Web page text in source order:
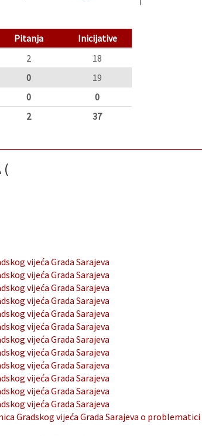
Pitanja Inicijative
2 37
2
18
0
19
0 0
(
vijeća Grada Sarajeva
vijeća Grada Sarajeva
vijeća Grada Sarajeva
vijeća Grada Sarajeva
vijeća Grada Sarajeva
vijeća Grada Sarajeva
vijeća Grada Sarajeva
vijeća Grada Sarajeva
vijeća Grada Sarajeva
vijeća Grada Sarajeva
vijeća Grada Sarajeva
vijeća Grada Sarajeva
Gradskog vijeća Grada Sarajeva o